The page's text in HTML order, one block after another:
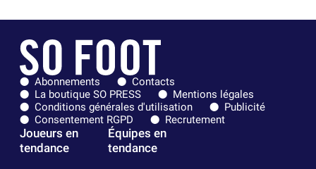
Abonnements
Contacts
La boutique SO PRESS
Mentions légales
Conditions générales d'utilisation
Publicité
Consentement RGPD
Recrutement
Joueurs en
tendance
Équipes en
tendance